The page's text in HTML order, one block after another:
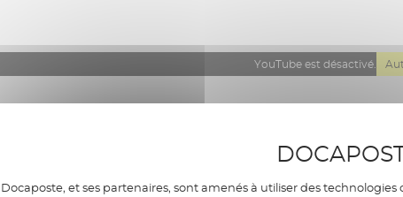
YouTube est désactivé.
Docaposte, et ses partenaires, sont amenés à utiliser des